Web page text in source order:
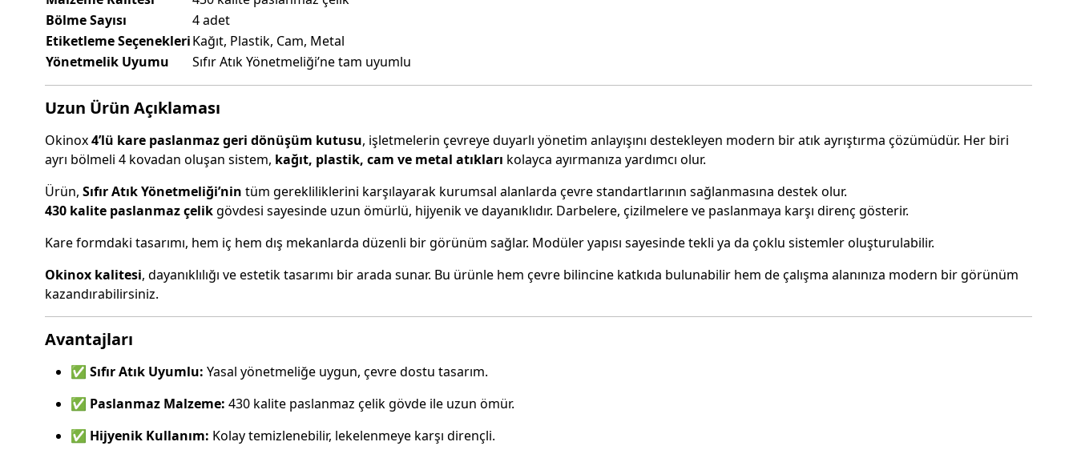
Bölme Sayısı
4 adet
Etiketleme SeçenekleriKağıt, Plastik, Cam, Metal
Yönetmelik Uyumu
Sıfır Atık Yönetmeliği’ne tam uyumlu
Uzun Ürün Açıklaması
Okinox4’lü kare paslanmaz geri dönüşüm kutusu, işletmelerin çevreye duyarlı yönetim anlayışını destekleyen modern bir atık ayrıştırma çözümüdür. Her biri
ayrı bölmeli 4 kovadan oluşan sistem, kağıt, plastik, cam ve metal atıkları kolayca ayırmanıza yardımcı olur.
Ürün, Sıfır Atık Yönetmeliği’nin tüm gerekliliklerini karşılayarak kurumsal alanlarda çevre standartlarının sağlanmasına destek olur.
430 kalite paslanmaz çelikgövdesi sayesinde uzun ömürlü, hijyenik ve dayanıklıdır. Darbelere, çizilmelere ve paslanmaya karşı direnç gösterir.
Kare formdaki tasarımı, hem iç hem dış mekanlarda düzenli bir görünüm sağlar. Modüler yapısı sayesinde tekli ya da çoklu sistemler oluşturulabilir.
Okinox kalitesi, dayanıklılığı ve estetik tasarımı bir arada sunar. Bu ürünle hem çevre bilincine katkıda bulunabilir hem de çalışma alanınıza modern bir görünüm
kazandırabilirsiniz.
Avantajları
✅ Sıfır Atık Uyumlu: Yasal yönetmeliğe uygun, çevre dostu tasarım.
✅ Paslanmaz Malzeme: 430 kalite paslanmaz çelik gövde ile uzun ömür.
✅ Hijyenik Kullanım: Kolay temizlenebilir, lekelenmeye karşı dirençli.